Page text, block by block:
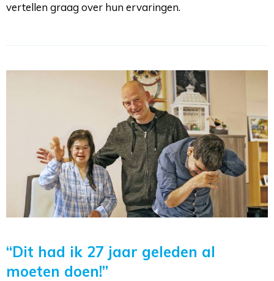
vertellen graag over hun ervaringen.
“Dit had ik 27 jaar geleden al
moeten doen!”